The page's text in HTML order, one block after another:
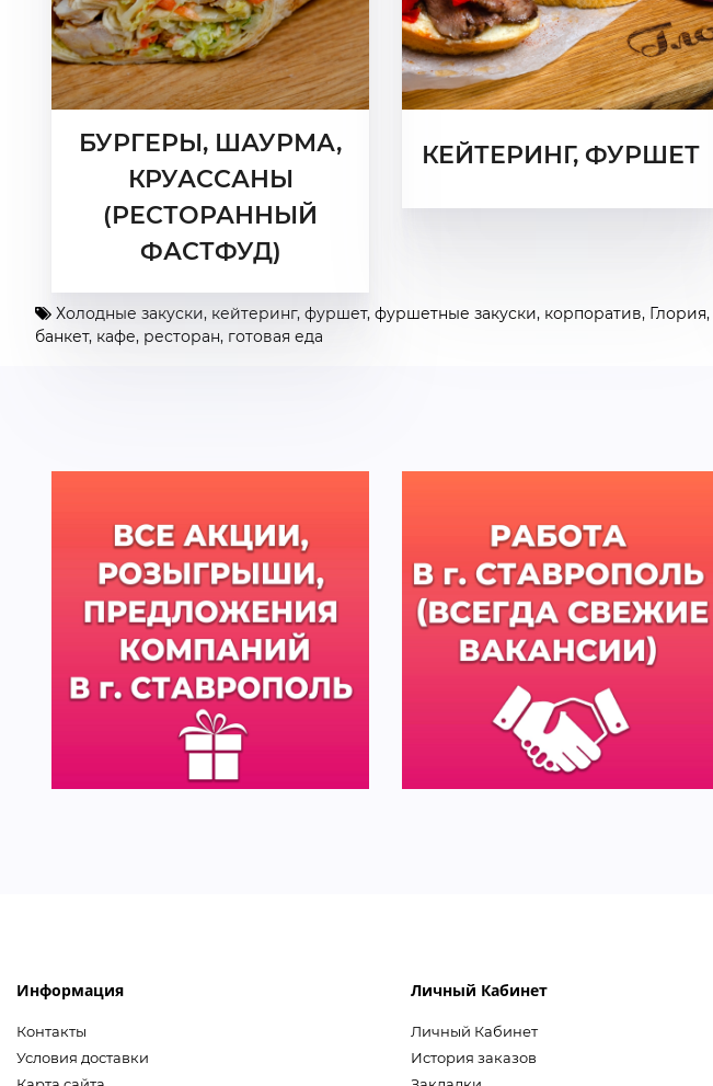
БУРГЕРЫ, ШАУРМА,
КРУАССАНЫ
(РЕСТОРАННЫЙ
ФАСТФУД)
КЕЙТЕРИНГ, ФУРШЕТ
Холодные закуски, кейтеринг, фуршет, фуршетные закуски, корпоратив, Глория,
банкет, кафе, ресторан, готовая еда
Информация
Контакты
Условия доставки
Личный Кабинет
Личный Кабинет
История заказов